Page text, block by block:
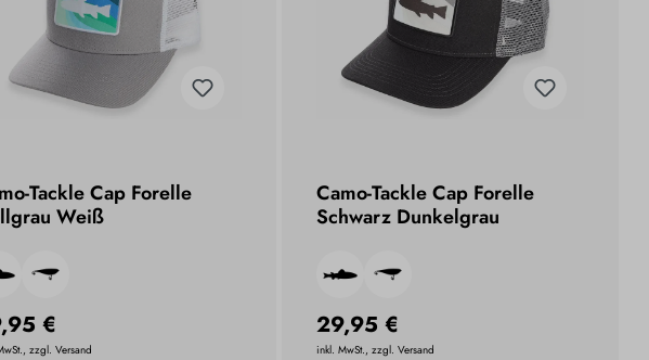
Tackle Cap Forelle
Weiß
€
zzgl. Versand
Camo-Tackle Cap Forelle
Schwarz Dunkelgrau
29,95 €
inkl. MwSt., zzgl. Versand